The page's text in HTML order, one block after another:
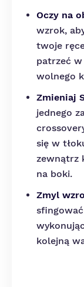
Oczy na
wzrok,
twoje
patrzeć w
wolnego
Zmieniaj
jednego
się w
zewnątrz
na boki.
Zmyl
kolejną